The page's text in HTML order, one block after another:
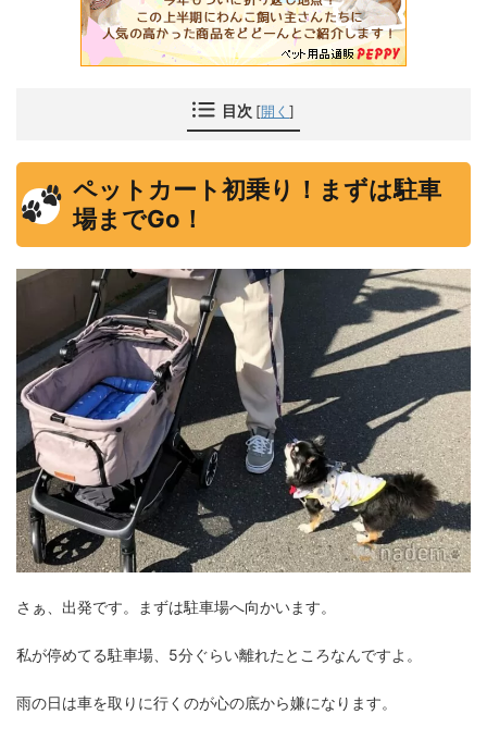
目次 [開く ]
ペットカート初乗り！まずは駐車
場までGo！
さぁ、出発です。まずは駐車場へ向かいます。
私が停めてる駐車場、5分ぐらい離れたところなんですよ。
雨の日は車を取りに行くのが心の底から嫌になります。